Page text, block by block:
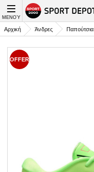
ΜΕΝΟΎ
Αρχική Άνδρες Παπούτσια
OFFER